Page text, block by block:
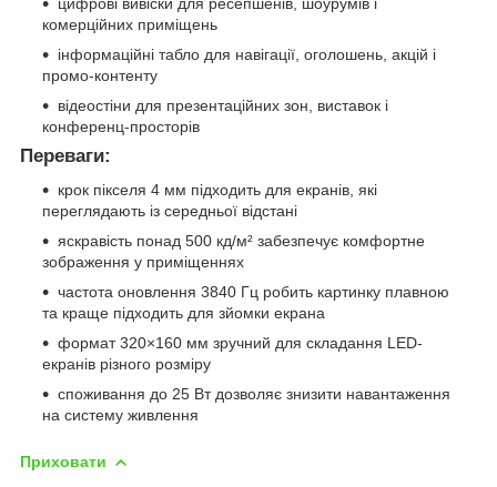
цифрові вивіски для ресепшенів, шоурумів і
комерційних приміщень
інформаційні табло для навігації, оголошень, акцій і
промо-контенту
відеостіни для презентаційних зон, виставок і
конференц-просторів
Переваги:
крок пікселя 4 мм підходить для екранів, які
переглядають із середньої відстані
яскравість понад 500 кд/м² забезпечує комфортне
зображення у приміщеннях
частота оновлення 3840 Гц робить картинку плавною
та краще підходить для зйомки екрана
формат 320×160 мм зручний для складання LED-
екранів різного розміру
споживання до 25 Вт дозволяє знизити навантаження
на систему живлення
Приховати